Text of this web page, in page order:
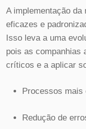
A implementação
eficazes e
Isso leva a uma
pois as companhias
críticos e a aplicar
Processos
Redução de